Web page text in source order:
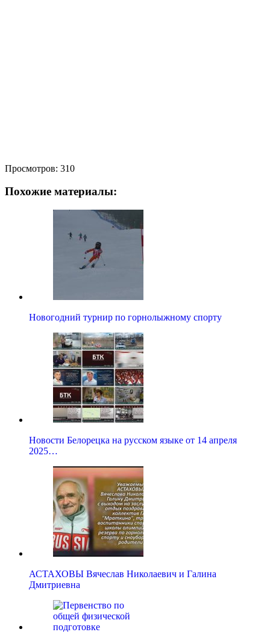
Просмотров: 310
Похожие материалы:
Новогодний турнир по горнолыжному спорту
Новости Белорецка на русском языке от 14 апреля
2025…
АСТАХОВЫ Вячеслав Николаевич и Галина
Дмитриевна